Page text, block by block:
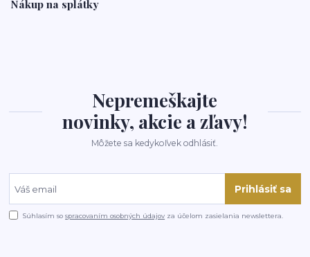
Nákup na splátky
Nepremeškajte
novinky, akcie a zľavy!
Môžete sa kedykoľvek odhlásiť.
Prihlásiť sa
Súhlasím sospracovaním osobných údajov za účelom zasielania newslettera.